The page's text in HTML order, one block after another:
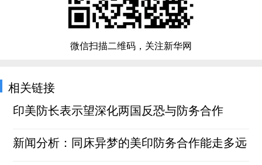
微信扫描二维码，关注新华网
相关链接
印美防长表示望深化两国反恐与防务合作
新闻分析：同床异梦的美印防务合作能走多远